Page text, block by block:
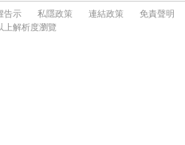
告示 私隱政策 連結政策
免責聲明
上解析度瀏覽